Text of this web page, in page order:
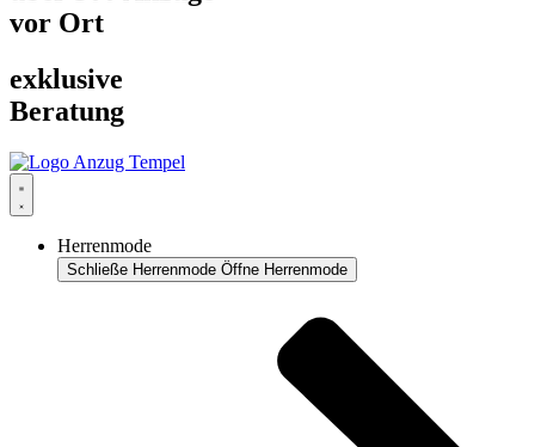
vor Ort
exklusive
Beratung
Herrenmode
Schließe Herrenmode Öffne Herrenmode